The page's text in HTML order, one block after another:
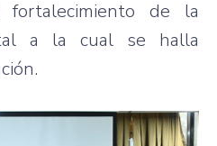
de la
a la cual se halla